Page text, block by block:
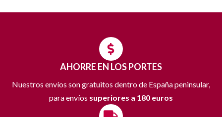
AHORRE EN LOS PORTES
Nuestros envíos son gratuitos dentro de España peninsular,
para envíos superiores a 180 euros